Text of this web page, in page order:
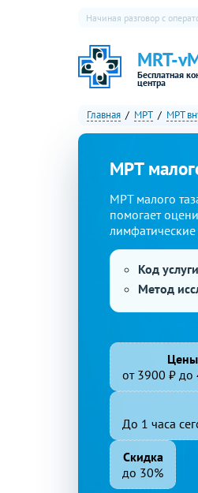
MRT-
Бесплатная
центра
Начиная разговор с
Главная МРТ МРТ
МРТ
МРТ малого
помогает
Код
Метод
Цены
от 3900 ₽ до
До 1 часа
Скидка
до 30%